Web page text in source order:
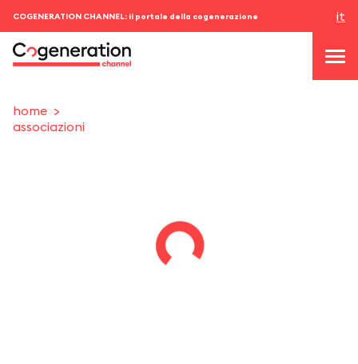
COGENERATION CHANNEL: il portale della cogenerazione it
home
associazioni